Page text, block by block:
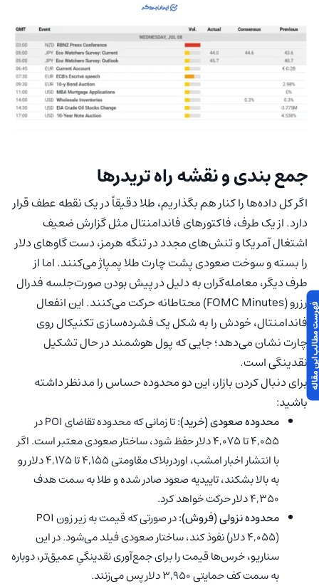
جمع بندی و نقشه راه تریدرها
اگر کل داده‌ها را کنار هم بگذاریم، طلا دقیقاً در یک نقطه عطف قرار
دارد. از یک طرف، فاکتورهای فاندامنتال مثل گزارش ضعیف
اشتغال آمریکا و تنش‌های مجدد در تنگه هرمز، دست گاوهای دلار
را بسته و سوخت صعودی پشت چارت طلا پمپاژ می‌کنند. اما از
طرف دیگر، معامله‌گران به دلیل در پیش بودن صورت‌جلسه فدرال
رزرو (FOMC Minutes) محتاطانه حرکت می‌کنند. این انفعال
فاندامنتال، خودش را به شکل یک فشرده‌سازی تکنیکال روی
چارت نشان می‌دهد؛ جایی که پول هوشمند در حال تشکیل
نقدینگی است.
برای دنبال کردن بازار، این دو محدوده حساس را مدنظر داشته
باشید:
محدودهصعودی (خرید):
تا زمانی که محدوده تقاضای POI در
۴,۰۵۵ تا ۴,۰۷۵ دلار حفظ شود، ساختار صعودی معتبر است. اگر
با انتشار اخبار امشب، اوردربلاک مقاومتی ۴,۱۵۵ تا ۴,۱۷۵ دلار رو
به بالا بشکند، تاییدیه صعود صادر شده و طلا به سمت هدف
۴,۳۵۰ دلار حرکت خواهد کرد.
محدوده نزولی (فروش):
در صورتی که قیمت به زیر زون POI
(۴,۰۵۵ دلار) نفوذ کند، ساختار صعودی فیلد می‌شود. در این
سناریو، خرس‌ها قیمت را برای جمع‌آوری نقدینگیِ عمیق‌تر، دوباره
به سمت کف حمایتی ۳,۹۵۰ دلار پس می‌زنند.
مقاله